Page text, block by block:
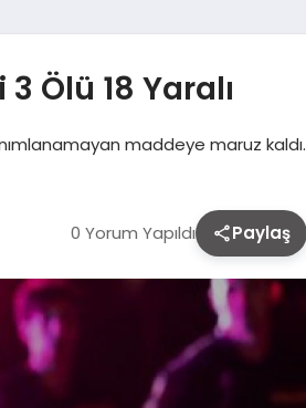
Ölü 18 Yaralı
maddeye maruz kaldı.
0 Yorum Yapıldı Paylaş